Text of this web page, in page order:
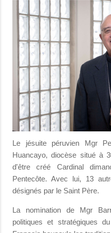
Le jésuite péruvien Mgr
Huancayo, diocèse situé à
d'être créé Cardinal
Pentecôte. Avec lui, 13
désignés par le Saint Père.
La nomination de Mgr
politiques et stratégiques